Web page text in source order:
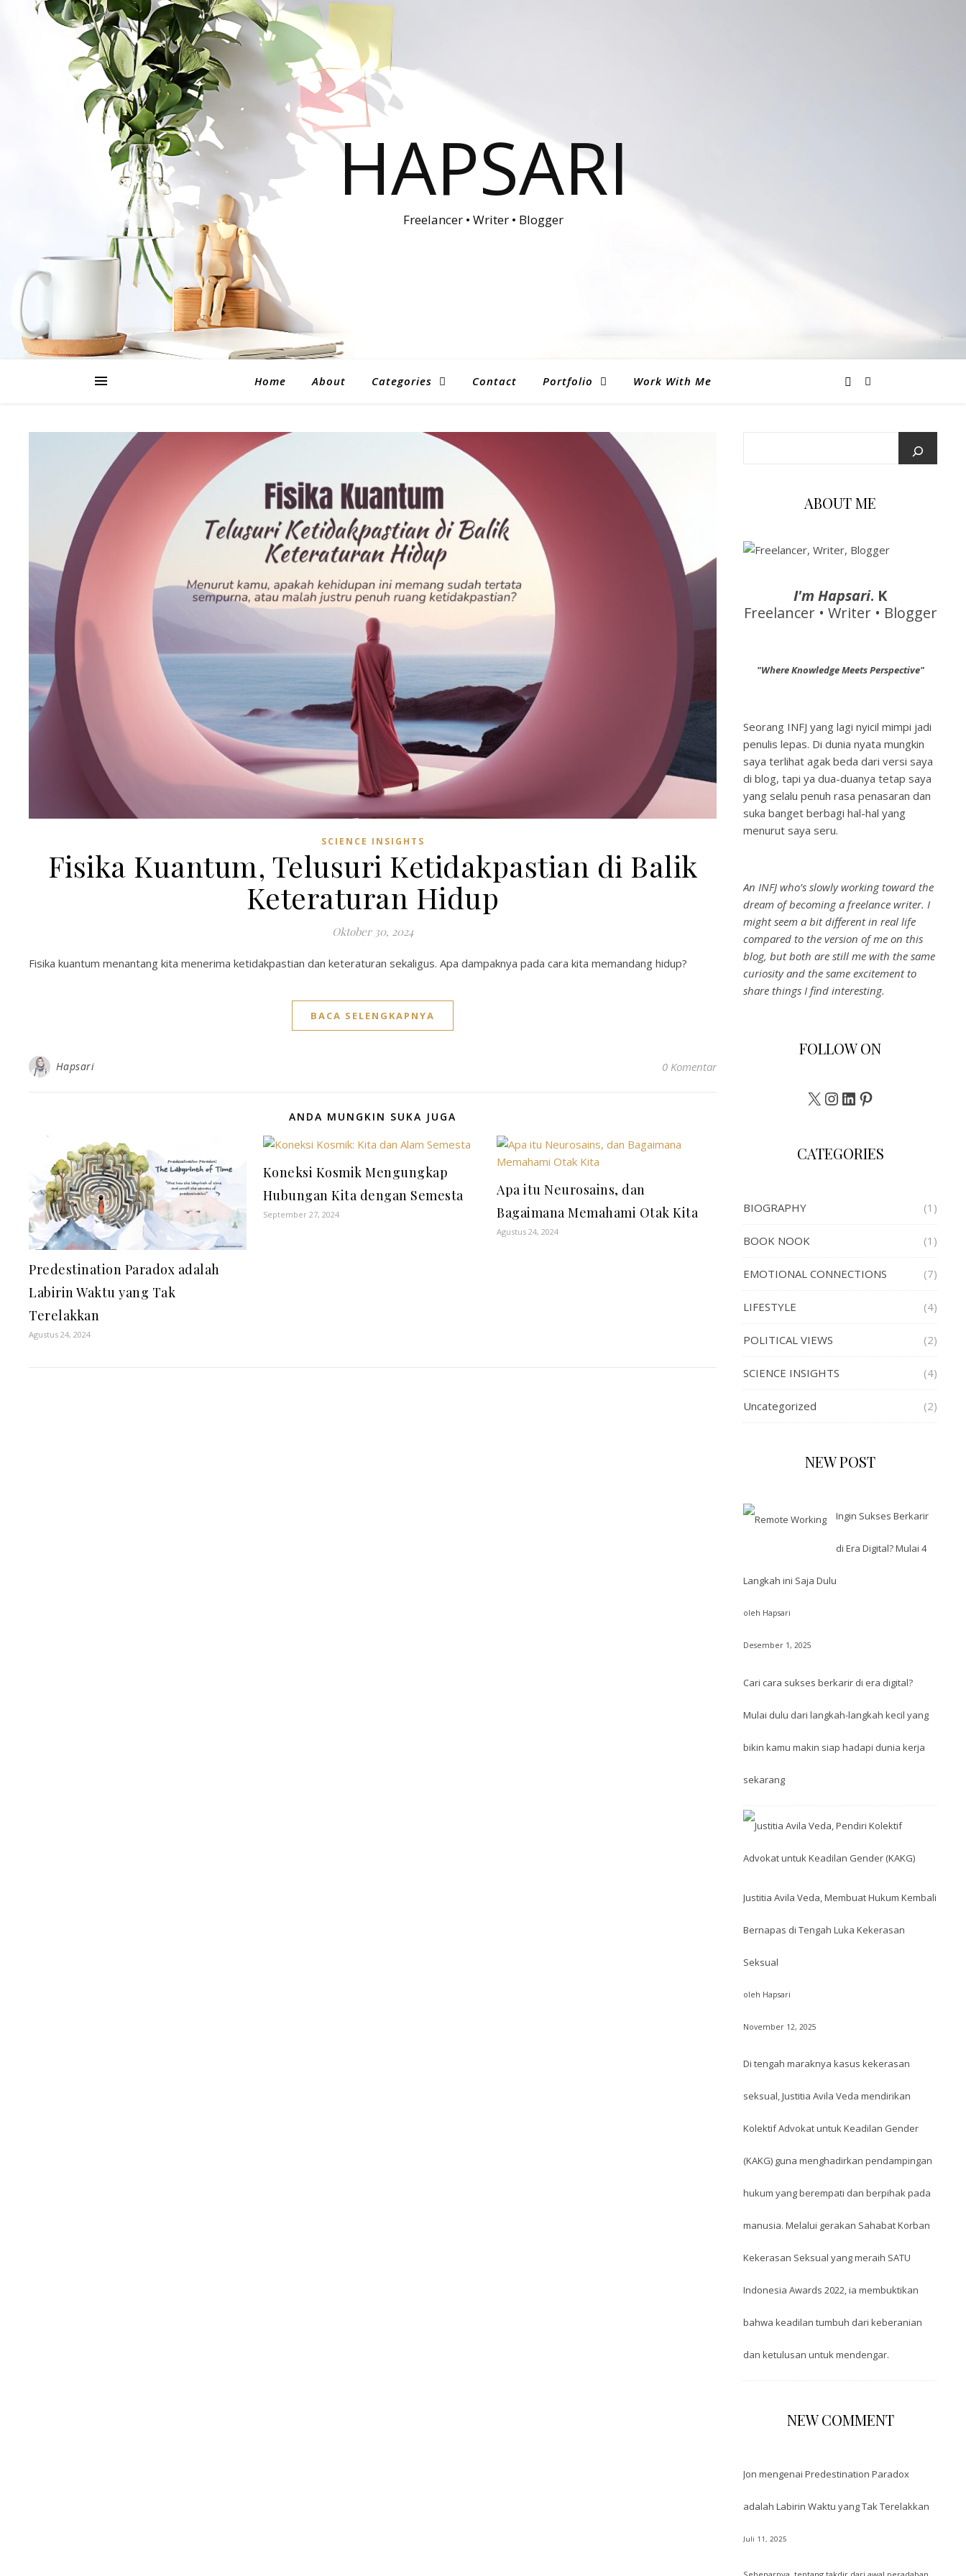
HAPSARI
Freelancer • Writer • Blogger
Home About Categories Contact Portfolio Work With Me
SCIENCE INSIGHTS
Fisika Kuantum, Telusuri Ketidakpastian di Balik
Keteraturan Hidup
Oktober 30, 2024
Fisika kuantum menantang kita menerima ketidakpastian dan keteraturan sekaligus. Apa dampaknya pada cara kita memandang hidup?
BACA SELENGKAPNYA
Hapsari 0 Komentar
ANDA MUNGKIN SUKA JUGA
Predestination Paradox adalah
Labirin Waktu yang Tak
Terelakkan
Agustus 24, 2024
Koneksi Kosmik Mengungkap
Hubungan Kita dengan Semesta
September 27, 2024
Apa itu Neurosains, dan
Bagaimana Memahami Otak Kita
Agustus 24, 2024
ABOUT ME
I'm Hapsari. K
Freelancer • Writer • Blogger
"Where Knowledge Meets Perspective"
Seorang INFJ yang lagi nyicil mimpi jadi
penulis lepas. Di dunia nyata mungkin
saya terlihat agak beda dari versi saya
di blog, tapi ya dua-duanya tetap saya
yang selalu penuh rasa penasaran dan
suka banget berbagi hal-hal yang
menurut saya seru.
An INFJ who’s slowly working toward the
dream of becoming a freelance writer. I
might seem a bit different in real life
compared to the version of me on this
blog, but both are still me with the same
curiosity and the same excitement to
share things I find interesting.
FOLLOW ON
X Instagram
LinkedInPinterest
CATEGORIES
BIOGRAPHY (1)
BOOK NOOK (1)
EMOTIONAL CONNECTIONS (7)
LIFESTYLE (4)
POLITICAL VIEWS (2)
SCIENCE INSIGHTS (4)
Uncategorized (2)
NEW POST
Ingin Sukses Berkarir
di Era Digital? Mulai 4
Langkah ini Saja Dulu
oleh Hapsari
Desember 1, 2025
Cari cara sukses berkarir di era digital?
Mulai dulu dari langkah-langkah kecil yang
bikin kamu makin siap hadapi dunia kerja
sekarang
Justitia Avila Veda, Membuat Hukum Kembali
Bernapas di Tengah Luka Kekerasan
Seksual
oleh Hapsari
November 12, 2025
Di tengah maraknya kasus kekerasan
seksual, Justitia Avila Veda mendirikan
Kolektif Advokat untuk Keadilan Gender
(KAKG) guna menghadirkan pendampingan
hukum yang berempati dan berpihak pada
manusia. Melalui gerakan Sahabat Korban
Kekerasan Seksual yang meraih SATU
Indonesia Awards 2022, ia membuktikan
bahwa keadilan tumbuh dari keberanian
dan ketulusan untuk mendengar.
NEW COMMENT
Jon mengenai Predestination Paradox
adalah Labirin Waktu yang Tak Terelakkan
Juli 11, 2025